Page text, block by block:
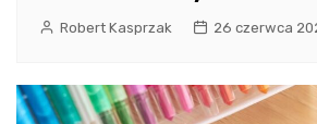
Robert Kasprzak 26 czerwca